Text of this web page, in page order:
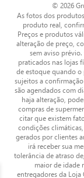
© 2026
As fotos dos
produto real,
Preços e produtos
alteração de preço,
sem aviso
praticados nas lojas
de estoque quando o
sujeitos a
são agendados com
haja alteração,
compras de
citar que existem
condições
gerados por clientes
irá receber sua
tolerância de atraso
maior de idade
entregadores da Loja